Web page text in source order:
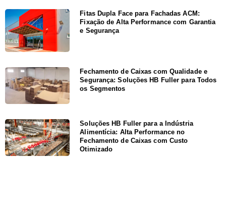
Fitas Dupla Face para Fachadas ACM:
Fixação de Alta Performance com Garantia
e Segurança
Fechamento de Caixas com Qualidade e
Segurança: Soluções HB Fuller para Todos
os Segmentos
Soluções HB Fuller para a Indústria
Alimentícia: Alta Performance no
Fechamento de Caixas com Custo
Otimizado